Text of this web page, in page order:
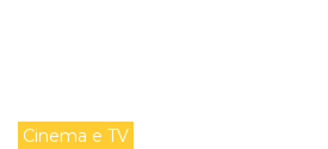
Cinema e TV